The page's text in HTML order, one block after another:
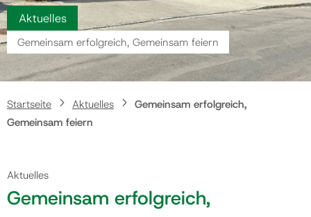
Politik
Gemeinde
Kontakt
Aktuelles
Gemeinsam erfolgreich, Gemeinsam feiern
Startseite Aktuelles
Gemeinsam erfolgreich,
Gemeinsam feiern
Aktuelles
Gemeinsam erfolgreich,